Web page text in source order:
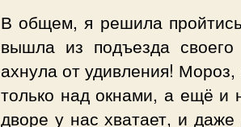
В общем, я решила
вышла из подъезда
ахнула от удивления! Мороз,
только над окнами, а ещё и
дворе у нас хватает, и